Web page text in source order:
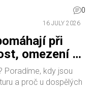
0
16 JULY 2026
při
omezení a
Poradíme, kdy jsou
a proč u dospělých